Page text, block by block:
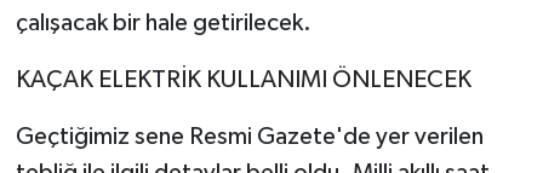
çalışacak bir hale getirilecek.
KAÇAK ELEKTRİK KULLANIMI ÖNLENECEK
Geçtiğimiz sene Resmi Gazete'de yer verilen